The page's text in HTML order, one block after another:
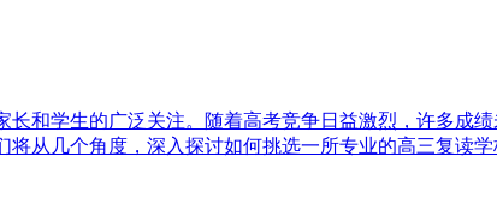
和学生的广泛关注。随着高考竞争日益激烈，许多成
从几个角度，深入探讨如何挑选一所专业的高三复读